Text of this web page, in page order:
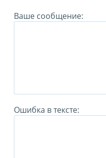
Ваше сообщение:
Ошибка в тексте: